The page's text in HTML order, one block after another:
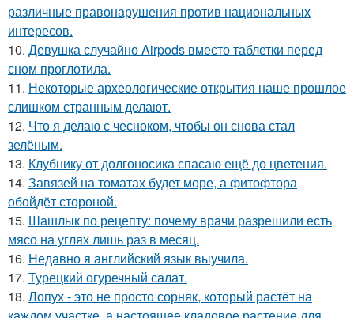
различные правонарушения против национальных
интересов.
10. Девушка случайно Airpods вместо таблетки перед
сном проглотила.
11. Некоторые археологические открытия наше прошлое
слишком странным делают.
12. Что я делаю с чесноком, чтобы он снова стал
зелёным.
13. Клубнику от долгоносика спасаю ещё до цветения.
14. Завязей на томатах будет море, а фитофтора
обойдёт стороной.
15. Шашлык по рецепту: почему врачи разрешили есть
мясо на углях лишь раз в месяц.
16. Недавно я английский язык выучила.
17. Турецкий огуречный салат.
18. Лопух - это не просто сорняк, который растёт на